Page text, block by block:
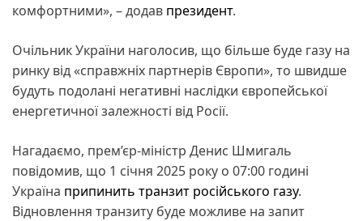
комфортними», – додав президент.
Очільник України наголосив, що більше буде газу на
ринку від «справжніх партнерів Європи», то швидше
будуть подолані негативні наслідки європейської
енергетичної залежності від Росії.
Нагадаємо, прем’єр-міністр Денис Шмигаль
повідомив, що 1 січня 2025 року о 07:00 годині
Україна припинить транзит російського газу.
Відновлення транзиту буде можливе на запит